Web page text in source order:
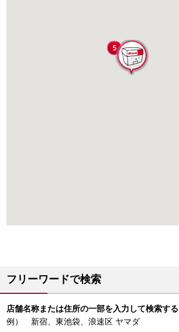
フリーワードで検索
店舗名称または住所の一部を入力して検索する
例） 新宿、東池袋、浪速区 ヤマダ